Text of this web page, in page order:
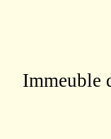
Immeuble